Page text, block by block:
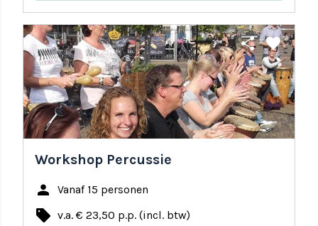
share favorite
Workshop Percussie
person Vanaf 15 personen
local_offer v.a. € 23,50 p.p. (incl. btw)